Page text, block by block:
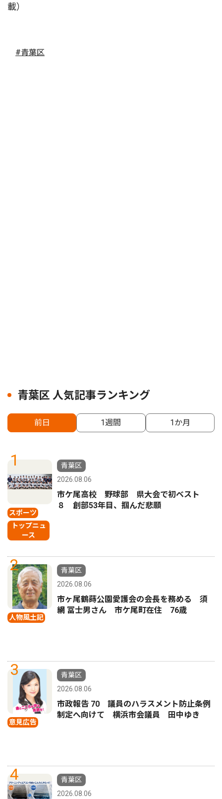
載）
#青葉区
青葉区 人気記事ランキング
前日 1週間 1か月
1
スポーツ
トップニュ
ース
青葉区
2026.08.06
市ケ尾高校 野球部 県大会で初ベスト
８ 創部53年目、掴んだ悲願
2
人物風土記
青葉区
2026.08.06
市ヶ尾鶴蒔公園愛護会の会長を務める 須
網 冨士男さん 市ケ尾町在住 76歳
3
意見広告
青葉区
2026.08.06
市政報告 70 議員のハラスメント防止条例
制定へ向けて 横浜市会議員 田中ゆき
4
青葉区
2026.08.06